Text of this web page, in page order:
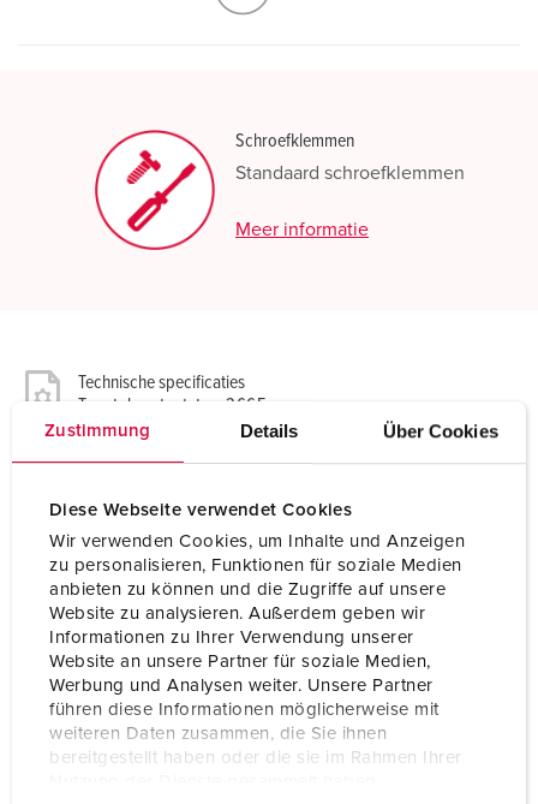
Zustimmung Details Über Cookies
Diese Webseite verwendet Cookies
Wir verwenden Cookies, um Inhalte und Anzeigen
zu personalisieren, Funktionen für soziale Medien
anbieten zu können und die Zugriffe auf unsere
Website zu analysieren. Außerdem geben wir
Informationen zu Ihrer Verwendung unserer
Website an unsere Partner für soziale Medien,
Werbung und Analysen weiter. Unsere Partner
führen diese Informationen möglicherweise mit
weiteren Daten zusammen, die Sie ihnen
bereitgestellt haben oder die sie im Rahmen Ihrer
Schroefklemmen
Standaard schroefklemmen
Meer informatie
Technische specificaties
Toestelcontactstop 3665
Ampère 125 A
Polen 3 p
Voltage 230 V
Uurstand 6 h
Hertz 50-60 Hz
Aansluittechniek schroefklemmen
Contacten
hittebestendig binnenwerk